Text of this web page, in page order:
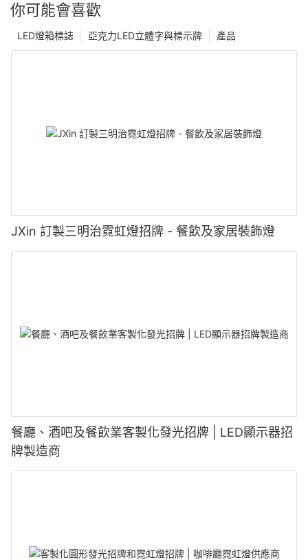
你可能會喜歡
產品
亞克力LED立體字與標示牌
LED燈箱標誌
JXin 訂製三明治霓虹燈招牌 - 餐飲及家居裝飾燈
餐廳、酒吧及餐飲業客製化發光招牌 | LED顯示器招
牌製造商